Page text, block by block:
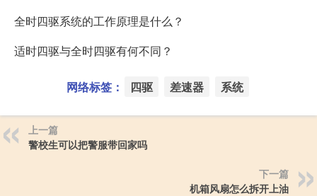
全时四驱系统的工作原理是什么？
适时四驱与全时四驱有何不同？
网络标签： 四驱 差速器 系统
上一篇
警校生可以把警服带回家吗
下一篇
机箱风扇怎么拆开上油